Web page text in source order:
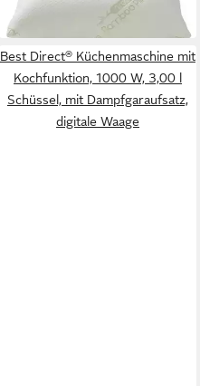
in 3-4 Werktagen bei dir
Best Direct® Küchenmaschine mit
Kochfunktion, 1000 W, 3,00 l
Schüssel, mit Dampfgaraufsatz,
digitale Waage